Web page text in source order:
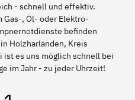
- schnell und effektiv.
Gas-, Öl- oder Elektro-
befinden
Holzharlanden, Kreis
ist es uns möglich schnell bei
im Jahr - zu jeder Uhrzeit!